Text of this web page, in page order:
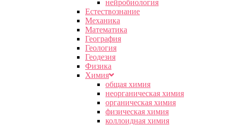
нейробиология
Естествознание
Механика
Математика
География
Геология
Геодезия
Физика
Химия
общая химия
неорганическая химия
органическая химия
физическая химия
коллоидная химия